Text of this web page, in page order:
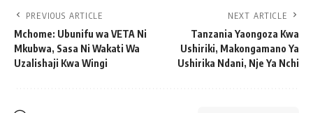
PREVIOUS ARTICLE
Mchome: Ubunifu wa VETA Ni
Mkubwa, Sasa Ni Wakati Wa
Uzalishaji Kwa Wingi
NEXT ARTICLE
Tanzania Yaongoza Kwa
Ushiriki, Makongamano Ya
Ushirika Ndani, Nje Ya Nchi